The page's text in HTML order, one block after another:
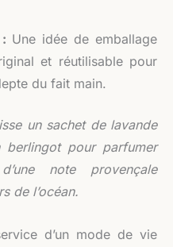
Une idée de emballage
et réutilisable pour
du fait main.
un sachet de lavande
berlingot pour parfumer
note provençale
de l’océan.
d’un mode de vie